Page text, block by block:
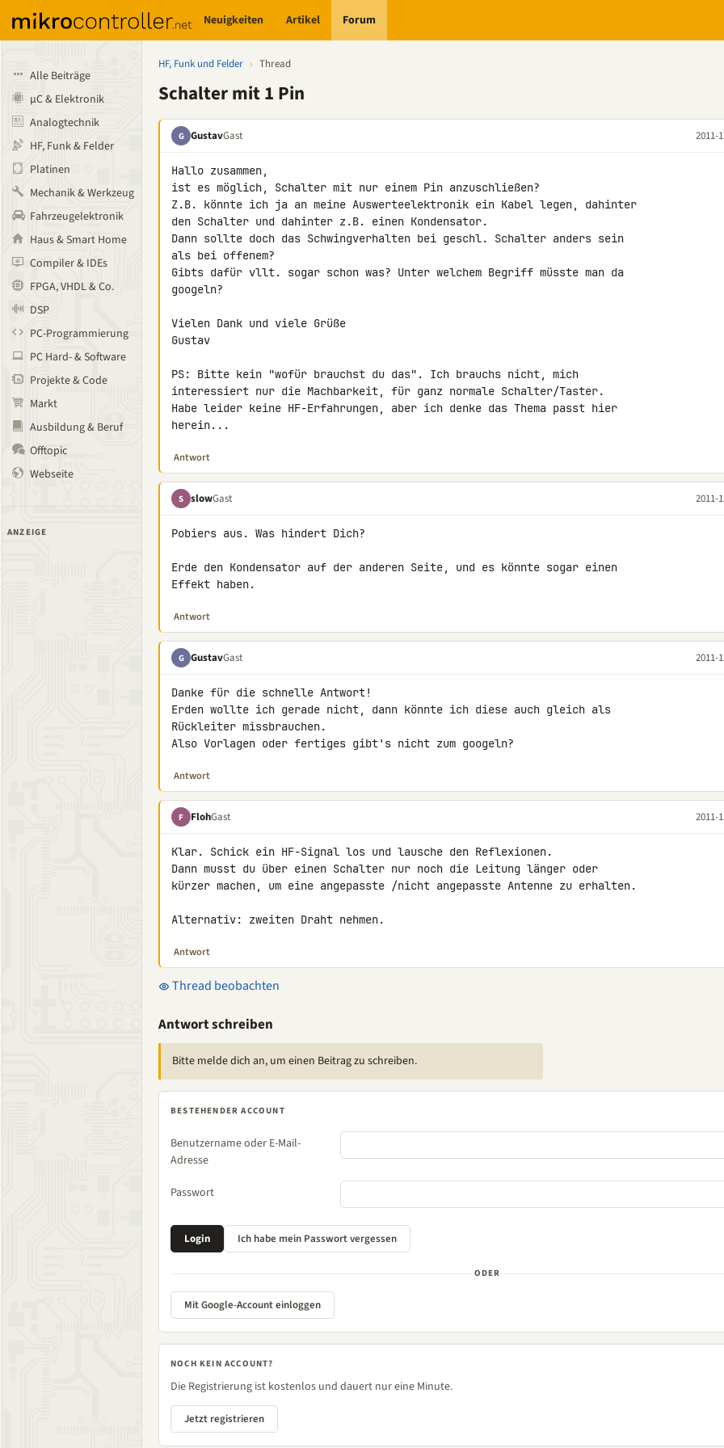
Neuigkeiten Artikel Forum
Alle Beiträge
µC & Elektronik
Analogtechnik
HF, Funk & Felder
Platinen
Mechanik & Werkzeug
Fahrzeugelektronik
Haus & Smart Home
Compiler & IDEs
FPGA, VHDL & Co.
DSP
PC-Programmierung
PC Hard- & Software
Projekte & Code
Markt
Ausbildung & Beruf
Offtopic
Webseite
ANZEIGE
HF, Funk und Felder › Thread
Schalter mit 1 Pin
G GustavGast 2011-
Hallo zusammen,
ist es möglich, Schalter mit nur einem Pin anzuschließen?
Z.B. könnte ich ja an meine Auswerteelektronik ein Kabel legen, dahinter
den Schalter und dahinter z.B. einen Kondensator.
Dann sollte doch das Schwingverhalten bei geschl. Schalter anders sein
als bei offenem?
Gibts dafür vllt. sogar schon was? Unter welchem Begriff müsste man da
googeln?
Vielen Dank und viele Grüße
Gustav
PS: Bitte kein "wofür brauchst du das". Ich brauchs nicht, mich
interessiert nur die Machbarkeit, für ganz normale Schalter/Taster.
Habe leider keine HF-Erfahrungen, aber ich denke das Thema passt hier
herein...
Antwort
S slowGast 2011-
Pobiers aus. Was hindert Dich?
Erde den Kondensator auf der anderen Seite, und es könnte sogar einen
Effekt haben.
Antwort
G GustavGast 2011-
Danke für die schnelle Antwort!
Erden wollte ich gerade nicht, dann könnte ich diese auch gleich als
Rückleiter missbrauchen.
Also Vorlagen oder fertiges gibt's nicht zum googeln?
Antwort
F FlohGast 2011-
Klar. Schick ein HF-Signal los und lausche den Reflexionen.
Dann musst du über einen Schalter nur noch die Leitung länger oder
kürzer machen, um eine angepasste /nicht angepasste Antenne zu erhalten.
Alternativ: zweiten Draht nehmen.
Antwort
Thread beobachten
Antwort schreiben
Bitte melde dich an, um einen Beitrag zu schreiben.
BESTEHENDER ACCOUNT
Benutzername oder E-Mail-
Adresse
Passwort
ODER
Mit Google-Account einloggen
NOCH KEIN ACCOUNT?
Die Registrierung ist kostenlos und dauert nur eine Minute.
Jetzt registrieren